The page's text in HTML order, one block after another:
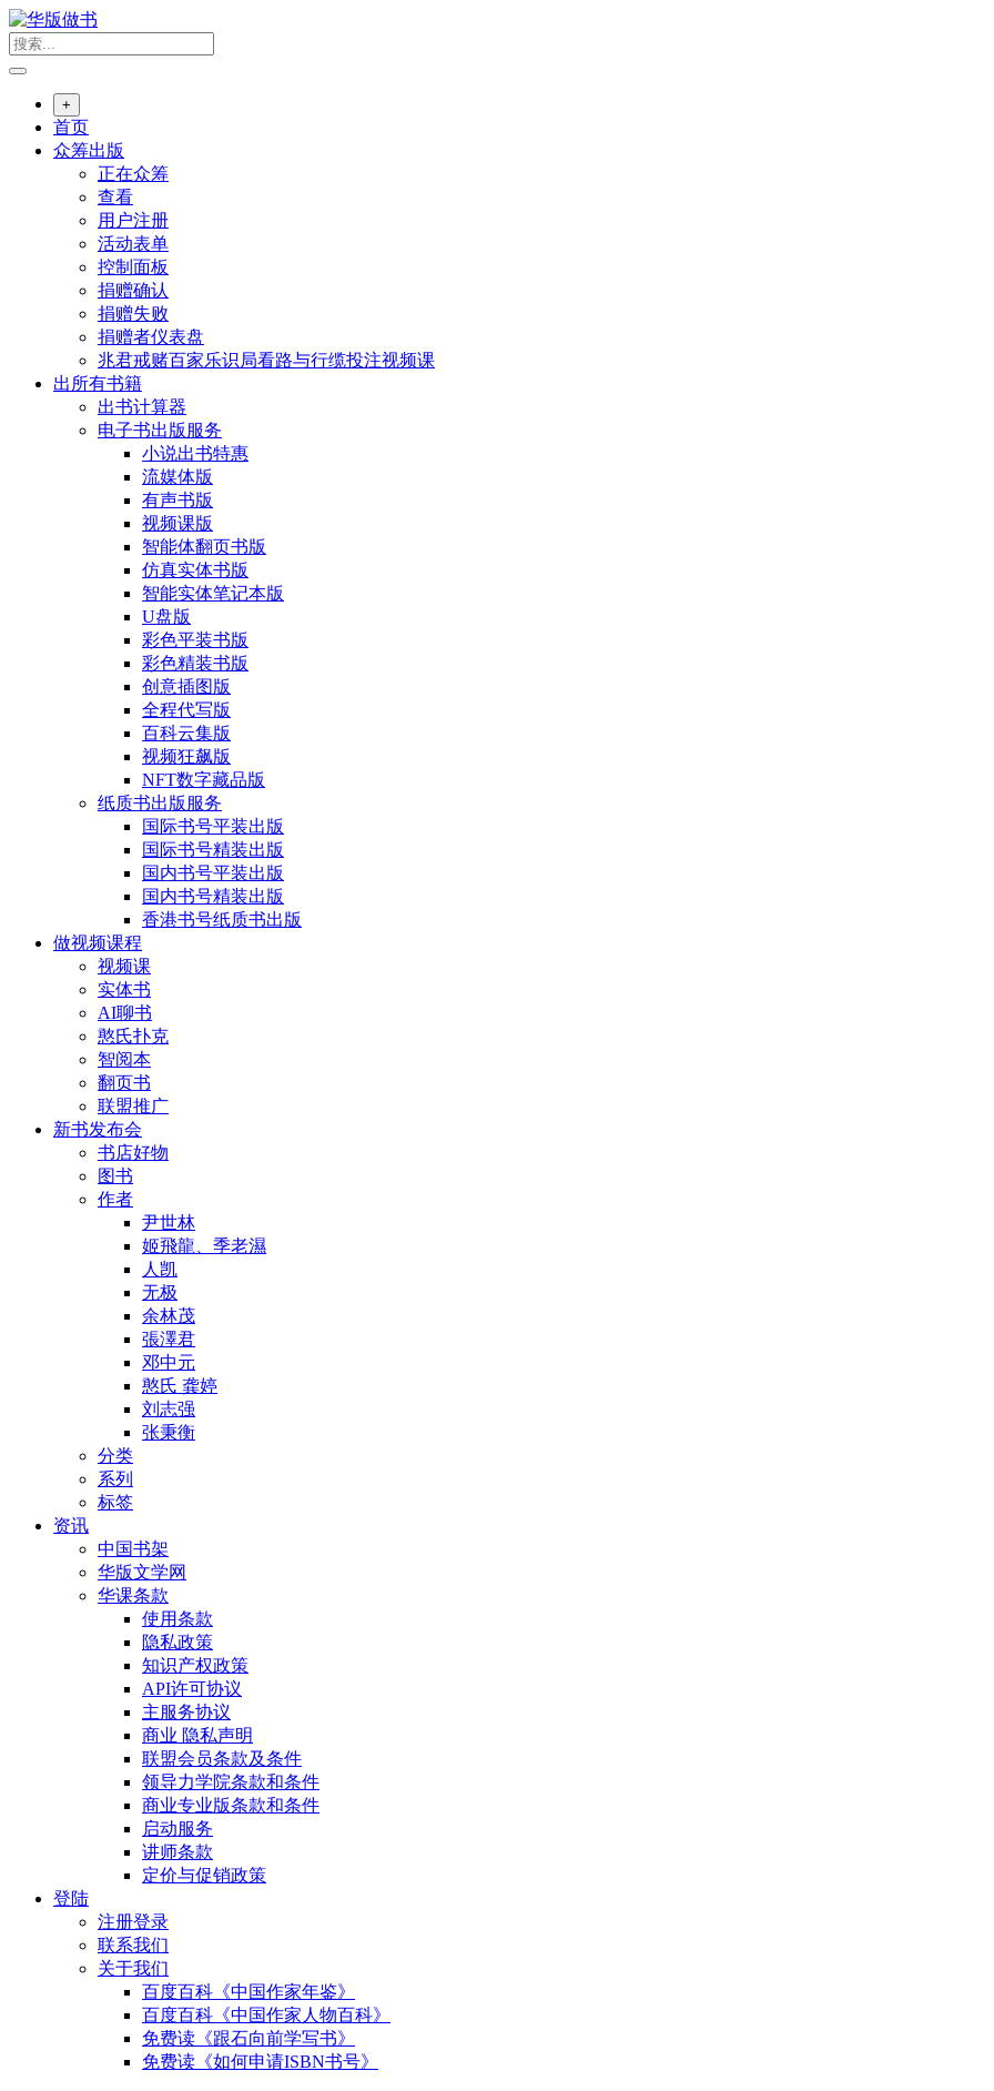
跳
转
到
+
首页
众筹出版
正在众筹
查看
用户注册
活动表单
控制面板
捐赠确认
捐赠失败
捐赠者仪表盘
兆君戒赌百家乐识局看路与行缆投注视频课
出所有书籍
出书计算器
电子书出版服务
小说出书特惠
流媒体版
有声书版
视频课版
智能体翻页书版
仿真实体书版
智能实体笔记本版
U盘版
彩色平装书版
彩色精装书版
创意插图版
全程代写版
百科云集版
视频狂飙版
NFT数字藏品版
纸质书出版服务
国际书号平装出版
国际书号精装出版
国内书号平装出版
国内书号精装出版
香港书号纸质书出版
做视频课程
视频课
实体书
AI聊书
憨氏扑克
智阅本
翻页书
联盟推广
新书发布会
书店好物
图书
作者
尹世林
姬飛龍、季老濕
人凯
无极
余林茂
張澤君
邓中元
憨氏 龚婷
刘志强
张秉衡
分类
系列
标签
资讯
中国书架
华版文学网
华课条款
使用条款
隐私政策
知识产权政策
API许可协议
主服务协议
商业 隐私声明
联盟会员条款及条件
领导力学院条款和条件
商业专业版条款和条件
启动服务
讲师条款
定价与促销政策
登陆
注册登录
联系我们
关于我们
百度百科《中国作家年鉴》
百度百科《中国作家人物百科》
免费读《跟石向前学写书》
免费读《如何申请ISBN书号》